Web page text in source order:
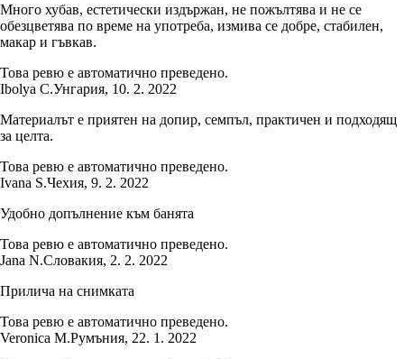
Много хубав, естетически издържан, не пожълтява и не се
обезцветява по време на употреба, измива се добре, стабилен,
макар и гъвкав.
Това ревю е автоматично преведено.
Ibolya C.Унгария, 10. 2. 2022
Материалът е приятен на допир, семпъл, практичен и подходящ
за целта.
Това ревю е автоматично преведено.
Ivana S.Чехия, 9. 2. 2022
Удобно допълнение към банята
Това ревю е автоматично преведено.
Jana N.Словакия, 2. 2. 2022
Прилича на снимката
Това ревю е автоматично преведено.
Veronica M.Румъния, 22. 1. 2022